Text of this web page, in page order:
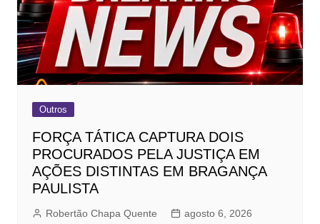
Outros
FORÇA TÁTICA CAPTURA DOIS
PROCURADOS PELA JUSTIÇA EM
AÇÕES DISTINTAS EM BRAGANÇA
PAULISTA
Robertão Chapa Quente agosto 6, 2026